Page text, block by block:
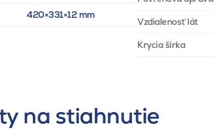
420×331×12 mm
Vzdialenosť lát
Krycia šírka
na stiahnutie